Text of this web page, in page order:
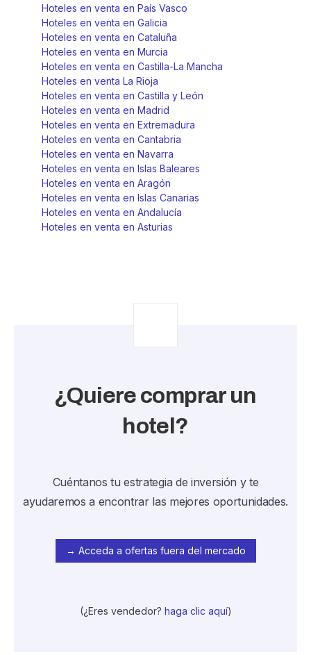
Hoteles en venta en País Vasco
Hoteles en venta en Galicia
Hoteles en venta en Cataluña
Hoteles en venta en Murcia
Hoteles en venta en Castilla-La Mancha
Hoteles en venta La Rioja
Hoteles en venta en Castilla y León
Hoteles en venta en Madrid
Hoteles en venta en Extremadura
Hoteles en venta en Cantabria
Hoteles en venta en Navarra
Hoteles en venta en Islas Baleares
Hoteles en venta en Aragón
Hoteles en venta en Islas Canarias
Hoteles en venta en Andalucía
Hoteles en venta en Asturias
¿Quiere comprar un
hotel?
Cuéntanos tu estrategia de inversión y te
ayudaremos a encontrar las mejores oportunidades.
→ Acceda a ofertas fuera del mercado
(¿Eres vendedor? haga clic aquí)